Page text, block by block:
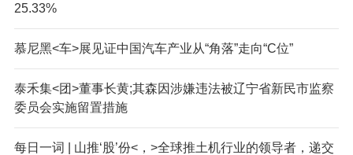
25.33%
慕尼黑<车>展见证中国汽车产业从“角落”走向“C位”
泰禾集<团>董事长黄;其森因涉嫌违法被辽宁省新民市监察
委员会实施留置措施
每日一词 | 山推‘股’份<，>全球推土机行业的领导者，递交